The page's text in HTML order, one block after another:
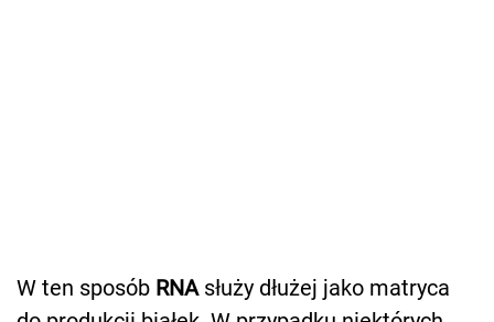
W ten sposób RNAsłuży dłużej jako matryca